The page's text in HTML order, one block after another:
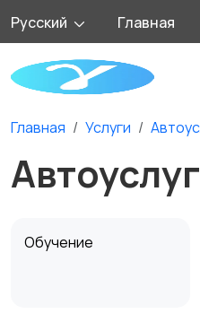
Русский Главная
Главная Услуги
Обучение